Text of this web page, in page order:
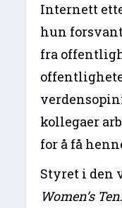
Internett
hun
fra
kollegaer
for å få
Styret i den
Women’s